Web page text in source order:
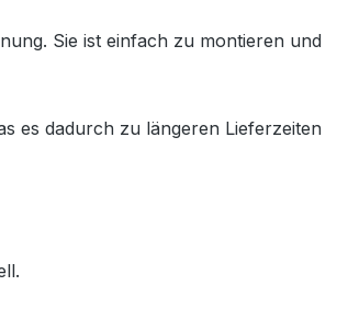
Sie ist einfach zu montieren und
es dadurch zu längeren Lieferzeiten